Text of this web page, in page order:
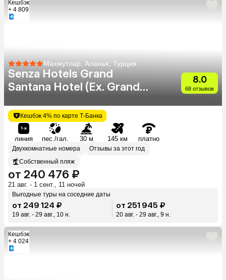
Кешбэк
+ 4 809
Махмутлар, Аланья, Турция
Senza Hotels Grand
Santana Hotel (Ex. Grand
8.0
68 отзывов
Кешбэк 4% по карте Т-Банка
линия пес./гал. 30 м 145 км платно
Двухкомнатные номера
Отзывы за этот год
Собственный пляж
от 240 476 ₽
21 авг. - 1 сент., 11 ночей
Выгодные туры на соседние даты
от 249 124 ₽
19 авг. - 29 авг., 10 н.
от 251 945 ₽
20 авг. - 29 авг., 9 н.
Кешбэк
+ 4 024